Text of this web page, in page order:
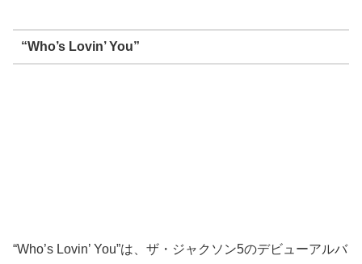
“Who’s Lovin’ You”
“Who’s Lovin’ You”は、ザ・ジャクソン5のデビューアルバ